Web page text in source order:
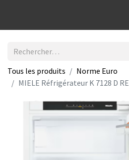
Tous les produits
Norme Euro
MIELE Réfrigérateur K 7128 D RE